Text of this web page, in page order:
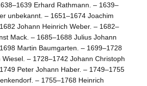
Erhard Rathmann. – 1639–
unbekannt. – 1651–1674 Joachim
Johann Heinrich Weber. – 1682–
Mack. – 1685–1688 Julius Johann
Martin Baumgarten. – 1699–1728
– 1728–1742 Johann Christoph
Peter Johann Haber. – 1749–1755
– 1755–1768 Heinrich